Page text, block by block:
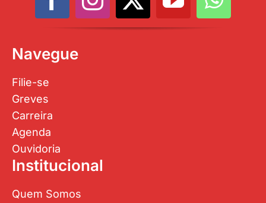
Navegue
Filie-se
Greves
Carreira
Agenda
Ouvidoria
Institucional
Quem Somos